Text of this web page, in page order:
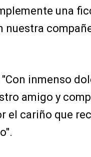
una
inmenso
amigo y
el cariño que